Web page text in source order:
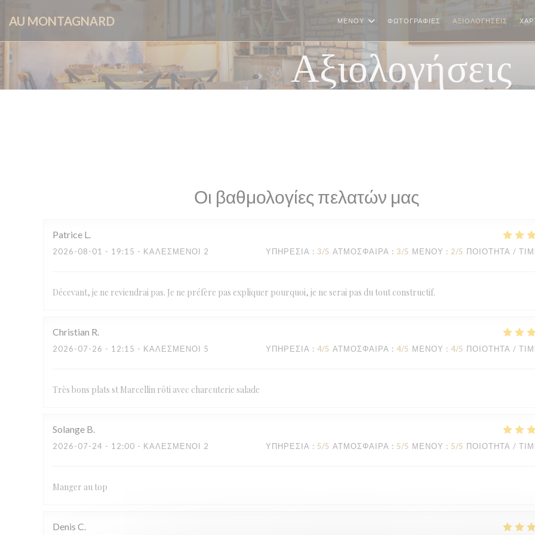
Πίνακας διαχείρισης "Μπισκότων" (Cookies)
AU MONTAGNARD ΜΕΝΟΎ ΦΩΤΟΓΡΑΦΊΕΣ ΑΞΙΟΛΟΓΉΣΕΙΣ
Αξιολογήσεις
Οι βαθμολογίες πελατών μας
Patrice L
2026-08-01 - 19:15 - ΚΑΛΕΣΜΈΝΟΙ 2 ΥΠΗΡΕΣΊΑ : 3/5 ΑΤΜΌΣΦΑΙΡΑ : 3/5 ΜΕΝΟΎ : 2/5 ΠΟΙΌΤΗΤΑ /
Décevant, je ne reviendrai pas. Je ne préfère pas expliquer pourquoi, je ne serai pas du tout constructif.
Christian R
2026-07-26 - 12:15 - ΚΑΛΕΣΜΈΝΟΙ 5 ΥΠΗΡΕΣΊΑ : 4/5 ΑΤΜΌΣΦΑΙΡΑ : 4/5 ΜΕΝΟΎ : 4/5 ΠΟΙΌΤΗΤΑ /
Très bons plats st Marcellin rôti avec charcuterie salade
Solange B
2026-07-24 - 12:00 - ΚΑΛΕΣΜΈΝΟΙ 2 ΥΠΗΡΕΣΊΑ : 5/5 ΑΤΜΌΣΦΑΙΡΑ : 5/5 ΜΕΝΟΎ : 5/5 ΠΟΙΌΤΗΤΑ /
Manger au top
Denis C